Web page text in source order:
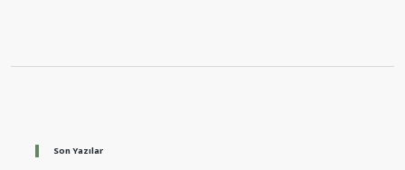
Son Yazılar